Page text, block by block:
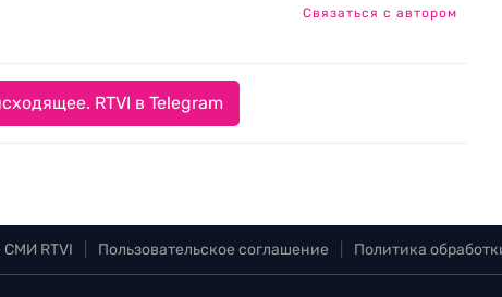
Связаться с автором
RTVI в Telegram
RTVI Пользовательское соглашение Политика